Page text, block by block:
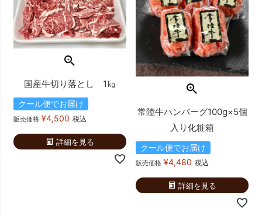
国産牛切り落とし 1㎏
クール便でお届け
販売価格 ¥4,500 税込
詳細を見る
常陸牛ハンバーグ100g×5個
入り化粧箱
クール便でお届け
販売価格 ¥4,480 税込
詳細を見る